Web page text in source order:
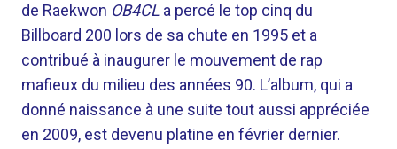
de Raekwon OB4CL a percé le top cinq du
Billboard 200 lors de sa chute en 1995 et a
contribué à inaugurer le mouvement de rap
mafieux du milieu des années 90. L’album, qui a
donné naissance à une suite tout aussi appréciée
en 2009, est devenu platine en février dernier.